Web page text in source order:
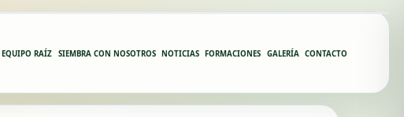
EQUIPO RAÍZ SIEMBRA CON NOSOTROS NOTICIAS FORMACIONES GALERÍA CONTACTO